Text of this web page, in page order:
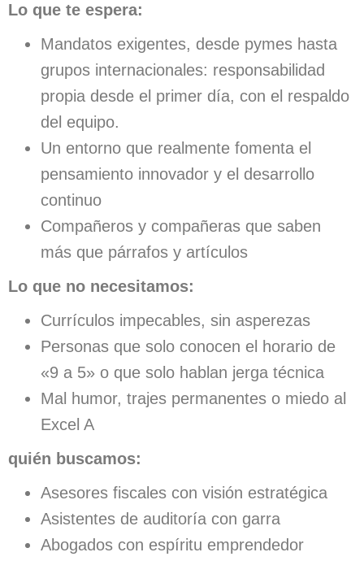
Lo que te espera:
Mandatos exigentes, desde pymes hasta
grupos internacionales: responsabilidad
propia desde el primer día, con el respaldo
del equipo.
Un entorno que realmente fomenta el
pensamiento innovador y el desarrollo
continuo
Compañeros y compañeras que saben
más que párrafos y artículos
Lo que no necesitamos:
Currículos impecables, sin asperezas
Personas que solo conocen el horario de
«9 a 5» o que solo hablan jerga técnica
Mal humor, trajes permanentes o miedo al
Excel A
quién buscamos:
Asesores fiscales con visión estratégica
Asistentes de auditoría con garra
Abogados con espíritu emprendedor